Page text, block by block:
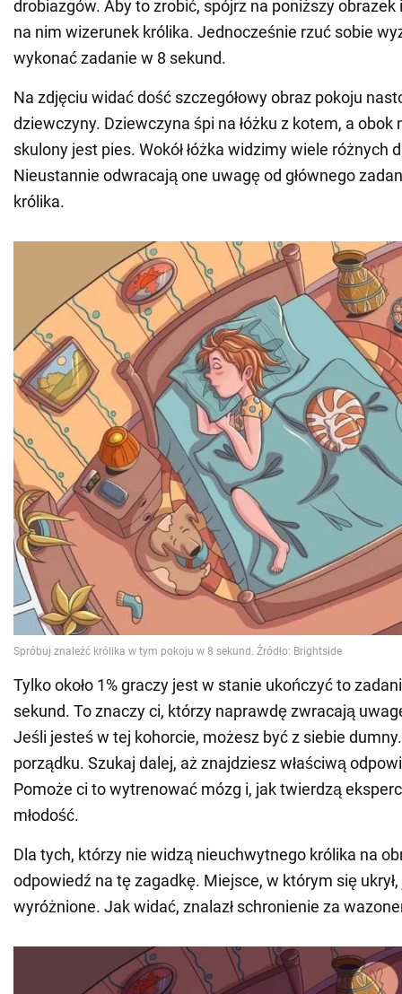
drobiazgów. Aby to zrobić, spójrz na poniższy obrazek
na nim wizerunek królika. Jednocześnie rzuć sobie
wykonać zadanie w 8 sekund.
Na zdjęciu widać dość szczegółowy obraz pokoju
dziewczyny. Dziewczyna śpi na łóżku z kotem, a obok
skulony jest pies. Wokół łóżka widzimy wiele różnych
Nieustannie odwracają one uwagę od głównego
królika.
Tylko około 1% graczy jest w stanie ukończyć to
sekund. To znaczy ci, którzy naprawdę zwracają
Jeśli jesteś w tej kohorcie, możesz być z siebie
porządku. Szukaj dalej, aż znajdziesz właściwą
Pomoże ci to wytrenować mózg i, jak twierdzą
młodość.
Dla tych, którzy nie widzą nieuchwytnego królika na
odpowiedź na tę zagadkę. Miejsce, w którym się
wyróżnione. Jak widać, znalazł schronienie za